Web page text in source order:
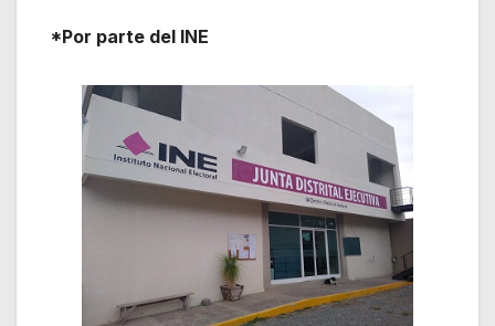
*Por parte del INE